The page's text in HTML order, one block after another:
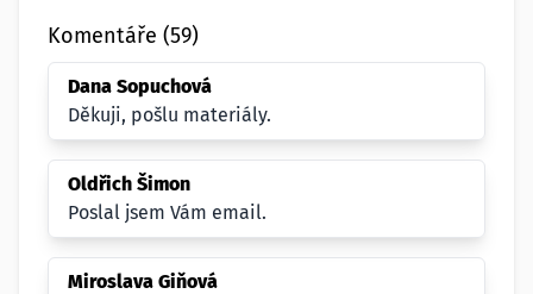
Komentáře (59)
Dana Sopuchová
Děkuji, pošlu materiály.
Oldřich Šimon
Poslal jsem Vám email.
Miroslava Giňová